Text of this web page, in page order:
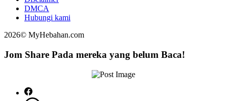
DMCA
Hubungi kami
2026© MyHebahan.com
Jom Share Pada mereka yang belum Baca!